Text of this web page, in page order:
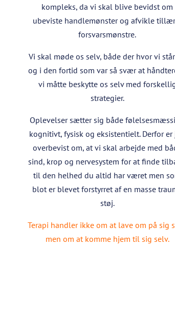
kompleks, da vi skal blive bevidst om
ubeviste handlemønster og afvikle
forsvarsmønstre.
Vi skal møde os selv, både der hvor vi
og i den fortid som var så svær at
vi måtte beskytte os selv med
strategier.
Oplevelser sætter sig både
kognitivt, fysisk og eksistentielt. Derfor er
overbevist om, at vi skal arbejde med
sind, krop og nervesystem for at finde
til den helhed du altid har været men
blot er blevet forstyrret af en masse
støj.
Terapi handler ikke om at lave om på sig
men om at komme hjem til sig selv.